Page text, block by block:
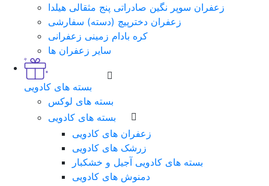
زعفران سوپر نگین صادراتی پنج مثقالی هیلدا
زعفران دخترپیچ (دسته) سفارشی
کره بادام زمینی زعفرانی
سایر زعفران ها
بسته های کادویی
بسته های لوکس
بسته های کادویی
زعفران های کادویی
زرشک های کادویی
بسته های کادویی آجیل و خشکبار
دمنوش های کادویی